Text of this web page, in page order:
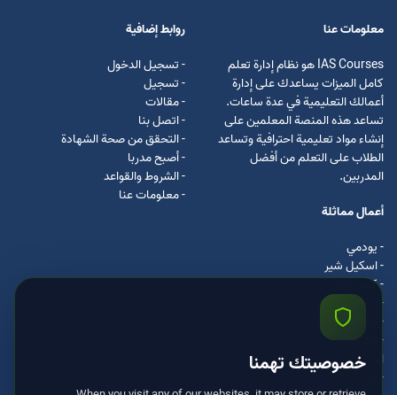
معلومات عنا
IAS Courses هو نظام إدارة تعلم
كامل الميزات يساعدك على إدارة
أعمالك التعليمية في عدة ساعات.
تساعد هذه المنصة المعلمين على
إنشاء مواد تعليمية احترافية وتساعد
الطلاب على التعلم من أفضل
المدربين.
روابط إضافية
- تسجيل الدخول
- تسجيل
- مقالات
- اتصل بنا
- التحقق من صحة الشهادة
- أصبح مدربا
- الشروط والقواعد
- معلومات عنا
أعمال مماثلة
- يودمي
- اسکیل شیر
- كرس ايرا
- لیندا
- اسكيل سفت
- اوداسيتي
ادكس
- مستر كلس
خصوصيتك تهمنا